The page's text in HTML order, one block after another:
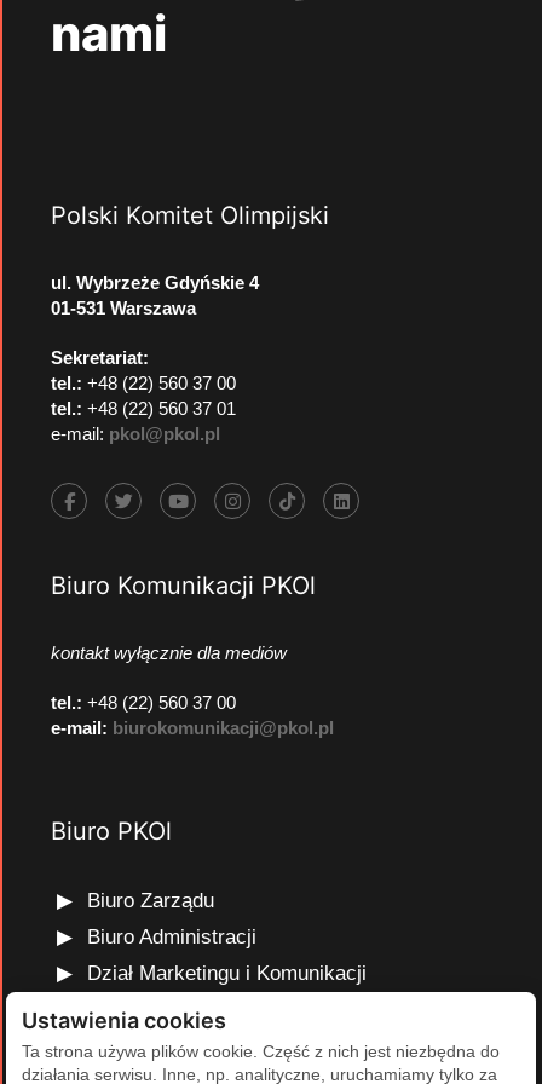
nami
Polski Komitet Olimpijski
ul. Wybrzeże Gdyńskie 4
01-531 Warszawa
Sekretariat:
tel.: +48 (22) 560 37 00
tel.: +48 (22) 560 37 01
e-mail: pkol@pkol.pl
Biuro Komunikacji PKOl
kontakt wyłącznie dla mediów
tel.: +48 (22) 560 37 00
e-mail: biurokomunikacji@pkol.pl
Biuro PKOl
Biuro Zarządu
Biuro Administracji
Dział Marketingu i Komunikacji
Dział Edukacji Olimpijskiej
Dział Finansów i Kadr
Ustawienia cookies
Ta strona używa plików cookie. Część z nich jest niezbędna do
działania serwisu. Inne, np. analityczne, uruchamiamy tylko za